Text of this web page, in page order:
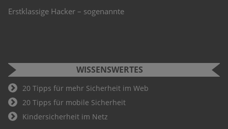
Erstklassige Hacker – sogenannte
WISSENSWERTES
20 Tipps für mehr Sicherheit im Web
20 Tipps für mobile Sicherheit
Kindersicherheit im Netz